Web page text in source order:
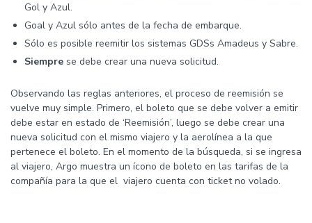
Gol y Azul.
Goal y Azul sólo antes de la fecha de embarque.
Sólo es posible reemitir los sistemas GDSs Amadeus y Sabre.
Siempre se debe crear una nueva solicitud.
Observando las reglas anteriores, el proceso de reemisión se
vuelve muy simple. Primero, el boleto que se debe volver a emitir
debe estar en estado de ‘Reemisión’, luego se debe crear una
nueva solicitud con el mismo viajero y la aerolínea a la que
pertenece el boleto. En el momento de la búsqueda, si se ingresa
al viajero, Argo muestra un ícono de boleto en las tarifas de la
compañía para la que el viajero cuenta con ticket no volado.